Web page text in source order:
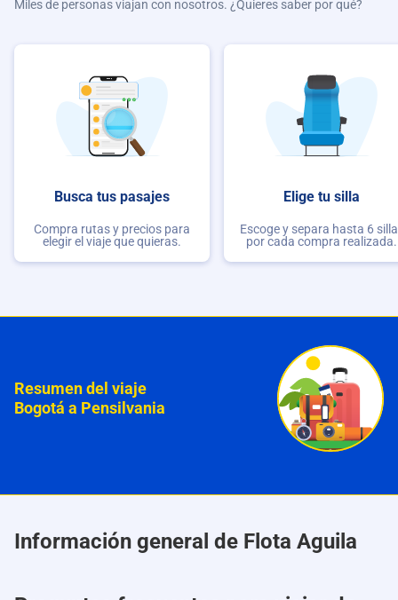
Miles de personas viajan con nosotros. ¿Quieres saber por qué?
Busca tus pasajes
Compra rutas y precios para
elegir el viaje que quieras.
Elige tu silla
Escoge y separa hasta 6
por cada compra realizada.
Resumen del viaje
Bogotá a Pensilvania
Información general de Flota Aguila